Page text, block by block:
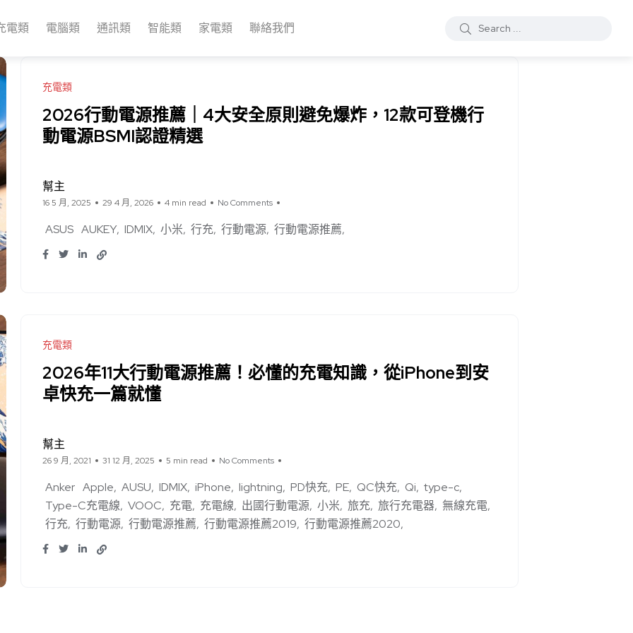
電類 電腦類 通訊類 智能類 家電類 聯絡我們
充電類
2026行動電源推薦｜4大安全原則避免爆炸，12款可登機行
動電源BSMI認證精選
幫主
16 5 月, 2025 29 4 月, 2026 4 min read No Comments
ASUS AUKEY IDMIX 小米 行充 行動電源 行動電源推薦
充電類
2026年11大行動電源推薦！必懂的充電知識，從iPhone到安
卓快充一篇就懂
幫主
26 9 月, 2021 31 12 月, 2025 5 min read No Comments
Anker Apple AUSU IDMIX iPhone lightning PD快充 PE QC快充 Qi type-c
Type-C充電線 VOOC 充電 充電線 出國行動電源 小米 旅充 旅行充電器 無線充電
行充 行動電源 行動電源推薦 行動電源推薦2019 行動電源推薦2020